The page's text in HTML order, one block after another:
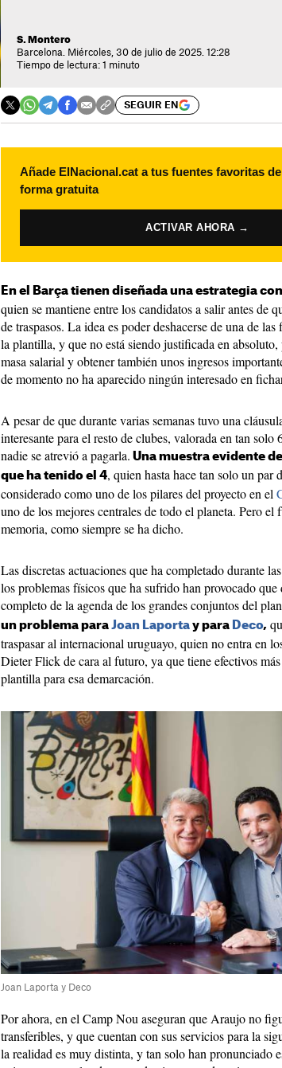
S. Montero
Barcelona. Miércoles, 30 de julio de 2025. 12:28
Tiempo de lectura: 1 minuto
SEGUIR EN
Añade ElNacional.cat a tus fuentes favoritas
forma gratuita
ACTIVAR AHORA →
En el Barça tienen diseñada una estrategia
quien se mantiene entre los candidatos a salir antes de
de traspasos. La idea es poder deshacerse de una de las
la plantilla, y que no está siendo justificada en
masa salarial y obtener también unos ingresos
de momento no ha aparecido ningún interesado en
A pesar de que durante varias semanas tuvo una
interesante para el resto de clubes, valorada en tan solo
nadie se atrevió a pagarla. Una muestra evidente
que ha tenido el 4, quien hasta hace tan solo un par
considerado como uno de los pilares del proyecto en el
uno de los mejores centrales de todo el planeta. Pero el
memoria, como siempre se ha dicho.
Las discretas actuaciones que ha completado durante
los problemas físicos que ha sufrido han provocado que
completo de la agenda de los grandes conjuntos del
un problema para Joan Laporta y para Deco,
traspasar al internacional uruguayo, quien no entra en
Dieter Flick de cara al futuro, ya que tiene efectivos
plantilla para esa demarcación.
Joan Laporta y Deco
Por ahora, en el Camp Nou aseguran que Araujo no
transferibles, y que cuentan con sus servicios para la
la realidad es muy distinta, y tan solo han pronunciado